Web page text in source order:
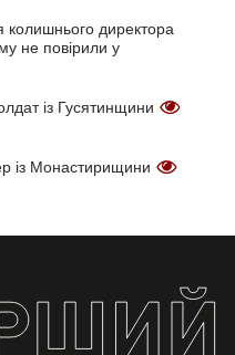
колишнього директора
не повірили у
із Гусятинщини
із Монастирищини